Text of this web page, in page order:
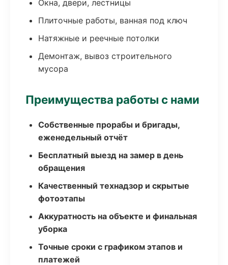
Окна, двери, лестницы
Плиточные работы, ванная под ключ
Натяжные и реечные потолки
Демонтаж, вывоз строительного
мусора
Преимущества работы с нами
Собственные прорабы и бригады,
еженедельный отчёт
Бесплатный выезд на замер в день
обращения
Качественный технадзор и скрытые
фотоэтапы
Аккуратность на объекте и финальная
уборка
Точные сроки с графиком этапов и
платежей